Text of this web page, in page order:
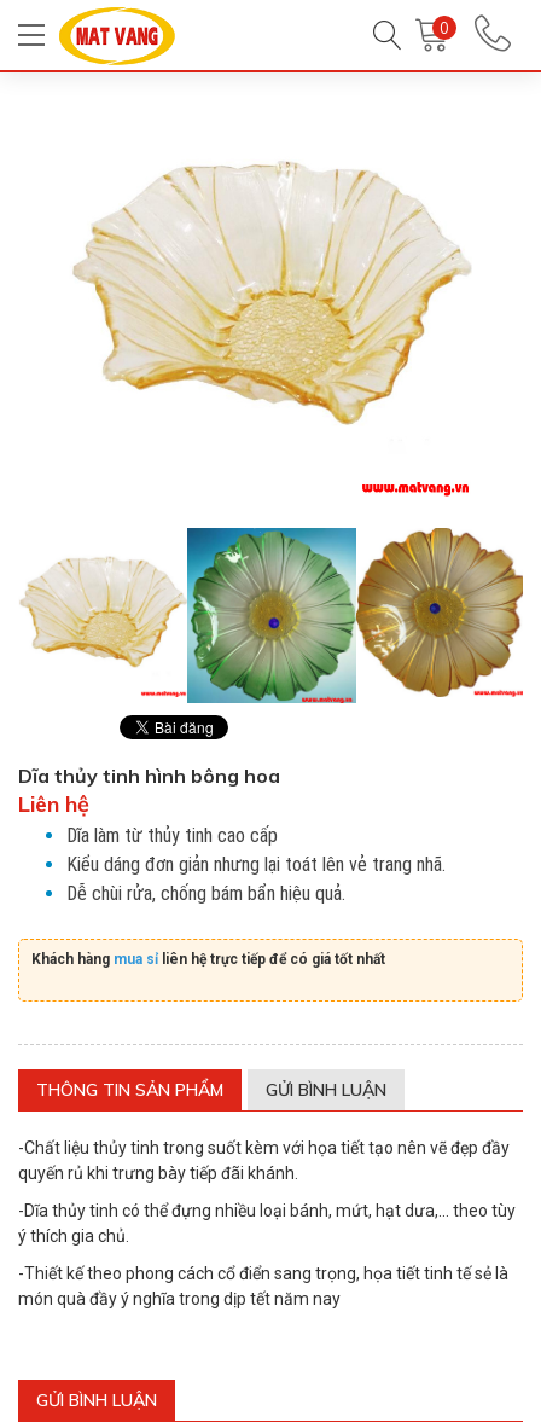
0
Trang chủ Tất Cả Sản Phẩm
Dĩa thủy tinh hình bông hoa
Liên hệ
Dĩa làm từ thủy tinh cao cấp
Kiểu dáng đơn giản nhưng lại toát lên vẻ trang nhã.
Dễ chùi rửa, chống bám bẩn hiệu quả.
Khách hàng mua sỉ liên hệ trực tiếp để có giá tốt nhất
THÔNG TIN SẢN PHẨM GỬI BÌNH LUẬN
-Chất liệu thủy tinh trong suốt kèm với họa tiết tạo nên vẽ đẹp đầy
quyến rủ khi trưng bày tiếp đãi khánh.
-Dĩa thủy tinh có thể đựng nhiều loại bánh, mứt, hạt dưa,... theo tùy
ý thích gia chủ.
-Thiết kế theo phong cách cổ điển sang trọng, họa tiết tinh tế sẻ là
món quà đầy ý nghĩa trong dịp tết năm nay
GỬI BÌNH LUẬN